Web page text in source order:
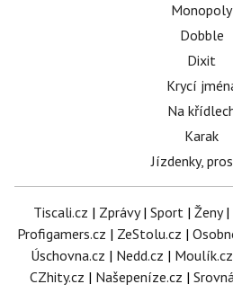
Monopoly
Dobble
Dixit
Krycí
Na
Karak
Jízdenky,
Tiscali.cz | Zprávy| Sport | Ženy|
Profigamers.cz | ZeStolu.cz |
Úschovna.cz | Nedd.cz | Moulík.cz
CZhity.cz | Našepeníze.cz |